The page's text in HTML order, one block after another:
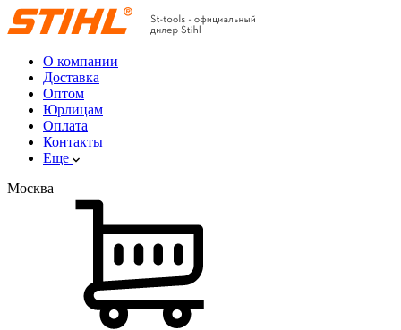
О компании
Доставка
Оптом
Юрлицам
Оплата
Контакты
Еще
Москва